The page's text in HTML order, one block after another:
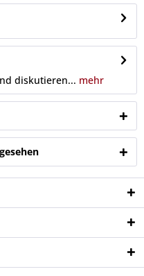
diskutieren... mehr